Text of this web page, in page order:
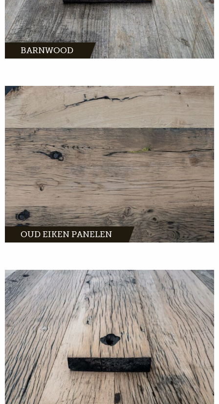
BARNWOOD
MEER INFO
OUD EIKEN PANELEN
Eiken wagonplanken zijn door hun warme
uitstraling geschikt voor bijna ieder interieur.
De historie, bewerking en eigen tekening
geven leven aan het product. De eiken
wagonplank is licht met rijk contrast.
MEER INFO